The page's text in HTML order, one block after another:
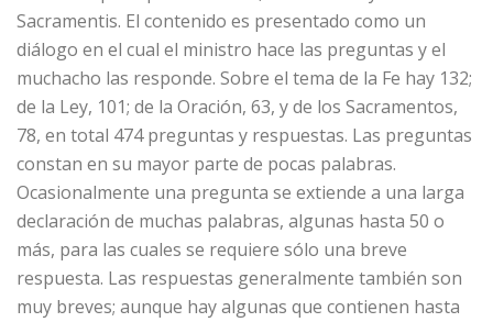
Sacramentis. El contenido es presentado como un
diálogo en el cual el ministro hace las preguntas y el
muchacho las responde. Sobre el tema de la Fe hay 132;
de la Ley, 101; de la Oración, 63, y de los Sacramentos,
78, en total 474 preguntas y respuestas. Las preguntas
constan en su mayor parte de pocas palabras.
Ocasionalmente una pregunta se extiende a una larga
declaración de muchas palabras, algunas hasta 50 o
más, para las cuales se requiere sólo una breve
respuesta. Las respuestas generalmente también son
muy breves; aunque hay algunas que contienen hasta